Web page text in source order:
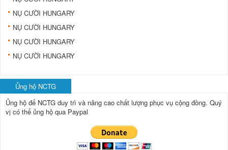
NỤ CƯỜI HUNGARY
NỤ CƯỜI HUNGARY
NỤ CƯỜI HUNGARY
NỤ CƯỜI HUNGARY
Ủng hộ NCTG
Ủng hộ để NCTG duy trì và nâng cao chất lượng phục vụ cộng đồng. Quý
vị có thể ủng hộ qua Paypal